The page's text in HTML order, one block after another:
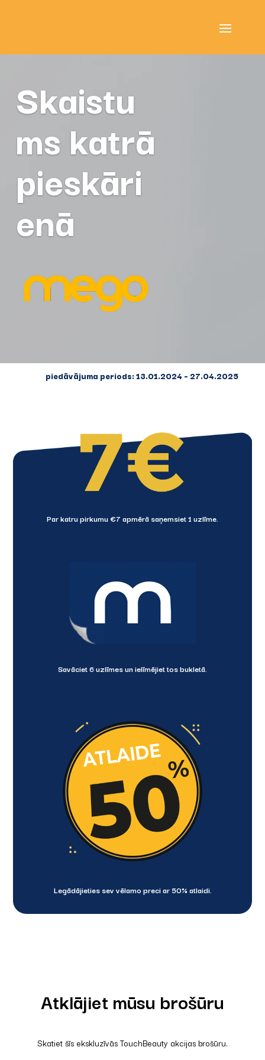
Skaistu
ms katrā
pieskāri
enā
piedāvājuma periods:13.01.2024 – 27.04.2025
Par katru pirkumu €7 apmērā saņemsiet 1 uzlīme.
Savāciet 6 uzlīmes un ielīmējiet tos bukletā.
Legādājieties sev vēlamo preci ar 50% atlaidi.
Atklājiet mūsu brošūru
Skatiet šīs ekskluzīvās TouchBeauty akcijas brošūru.